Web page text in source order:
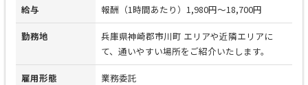
給与 報酬（1時間あたり）1,980円～18,700円
勤務地
兵庫県神崎郡市川町 エリアや近隣エリアに
て、通いやすい場所をご紹介いたします。
雇用形態 業務委託